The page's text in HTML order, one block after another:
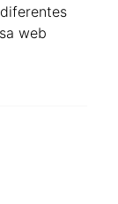
web